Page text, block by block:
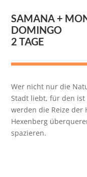
SAMANA +
DOMINGO
2 TAGE
Wer nicht nur die
Stadt liebt, für den ist
werden die Reize der
Hexenberg
spazieren.